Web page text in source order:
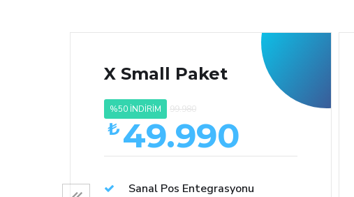
X Small Paket
%50 İNDİRİM 99.980
₺ 49.990
Sanal Pos Entegrasyonu